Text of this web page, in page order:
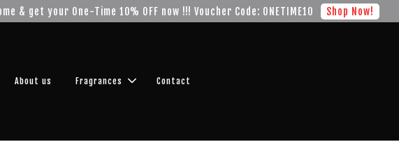
Get your FREE SHIPPING fragrance with minimum spend of RM100
About us Fragrances Contact